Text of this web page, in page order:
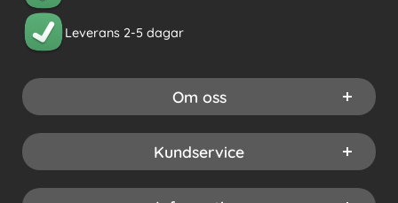
Leverans 2-5 dagar
Om oss
Kundservice